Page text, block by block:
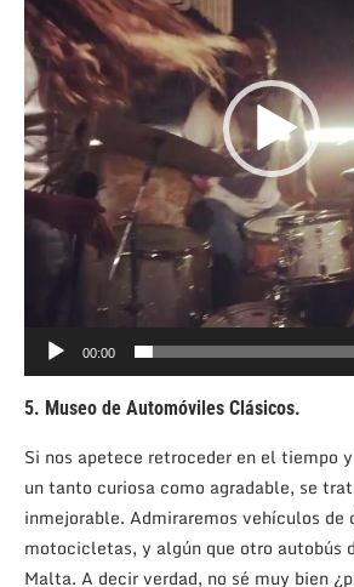
00:00
5. Museo de Automóviles Clásicos.
Si nos apetece retroceder en el tiempo
un tanto curiosa como agradable, se
inmejorable. Admiraremos vehículos de
motocicletas, y algún que otro autobús
Malta. A decir verdad, no sé muy bien